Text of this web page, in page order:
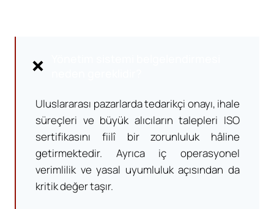
Uluslararası pazarlarda tedarikçi onayı, ihale
süreçleri ve büyük alıcıların talepleri ISO
sertifikasını fiilî bir zorunluluk hâline
getirmektedir. Ayrıca iç operasyonel
verimlilik ve yasal uyumluluk açısından da
kritik değer taşır.